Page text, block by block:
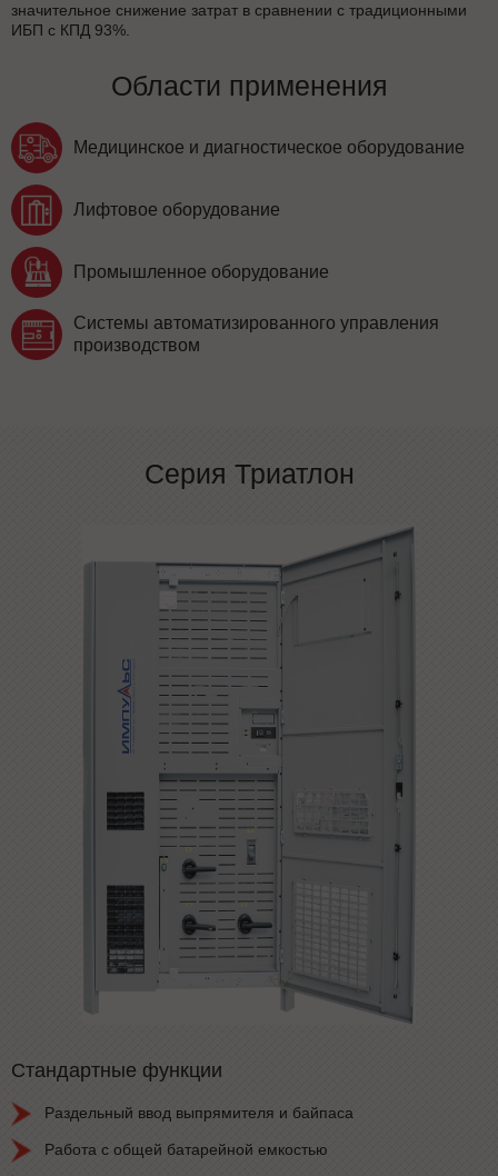
значительное снижение затрат в сравнении с традиционными
ИБП с КПД 93%.
Области применения
Медицинское и диагностическое оборудование
Лифтовое оборудование
Промышленное оборудование
Системы автоматизированного управления
производством
Серия Триатлон
Стандартные функции
Раздельный ввод выпрямителя и байпаса
Работа с общей батарейной емкостью